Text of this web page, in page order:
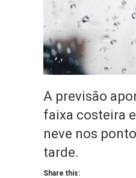
A previsão
faixa costeira
neve nos
tarde.
Share this: